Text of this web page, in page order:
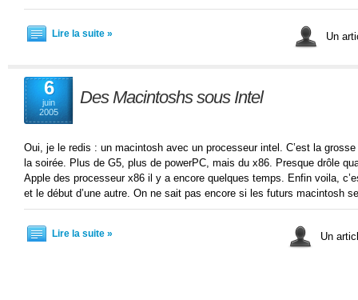
Lire la suite » Un
6
juin
2005
Des Macintoshs sous Intel
Oui, je le redis : un macintosh avec un processeur intel. C’est la
la soirée. Plus de G5, plus de powerPC, mais du x86. Presque drôle
Apple des processeur x86 il y a encore quelques temps. Enfin voila,
et le début d’une autre. On ne sait pas encore si les futurs macintosh
Lire la suite » Un